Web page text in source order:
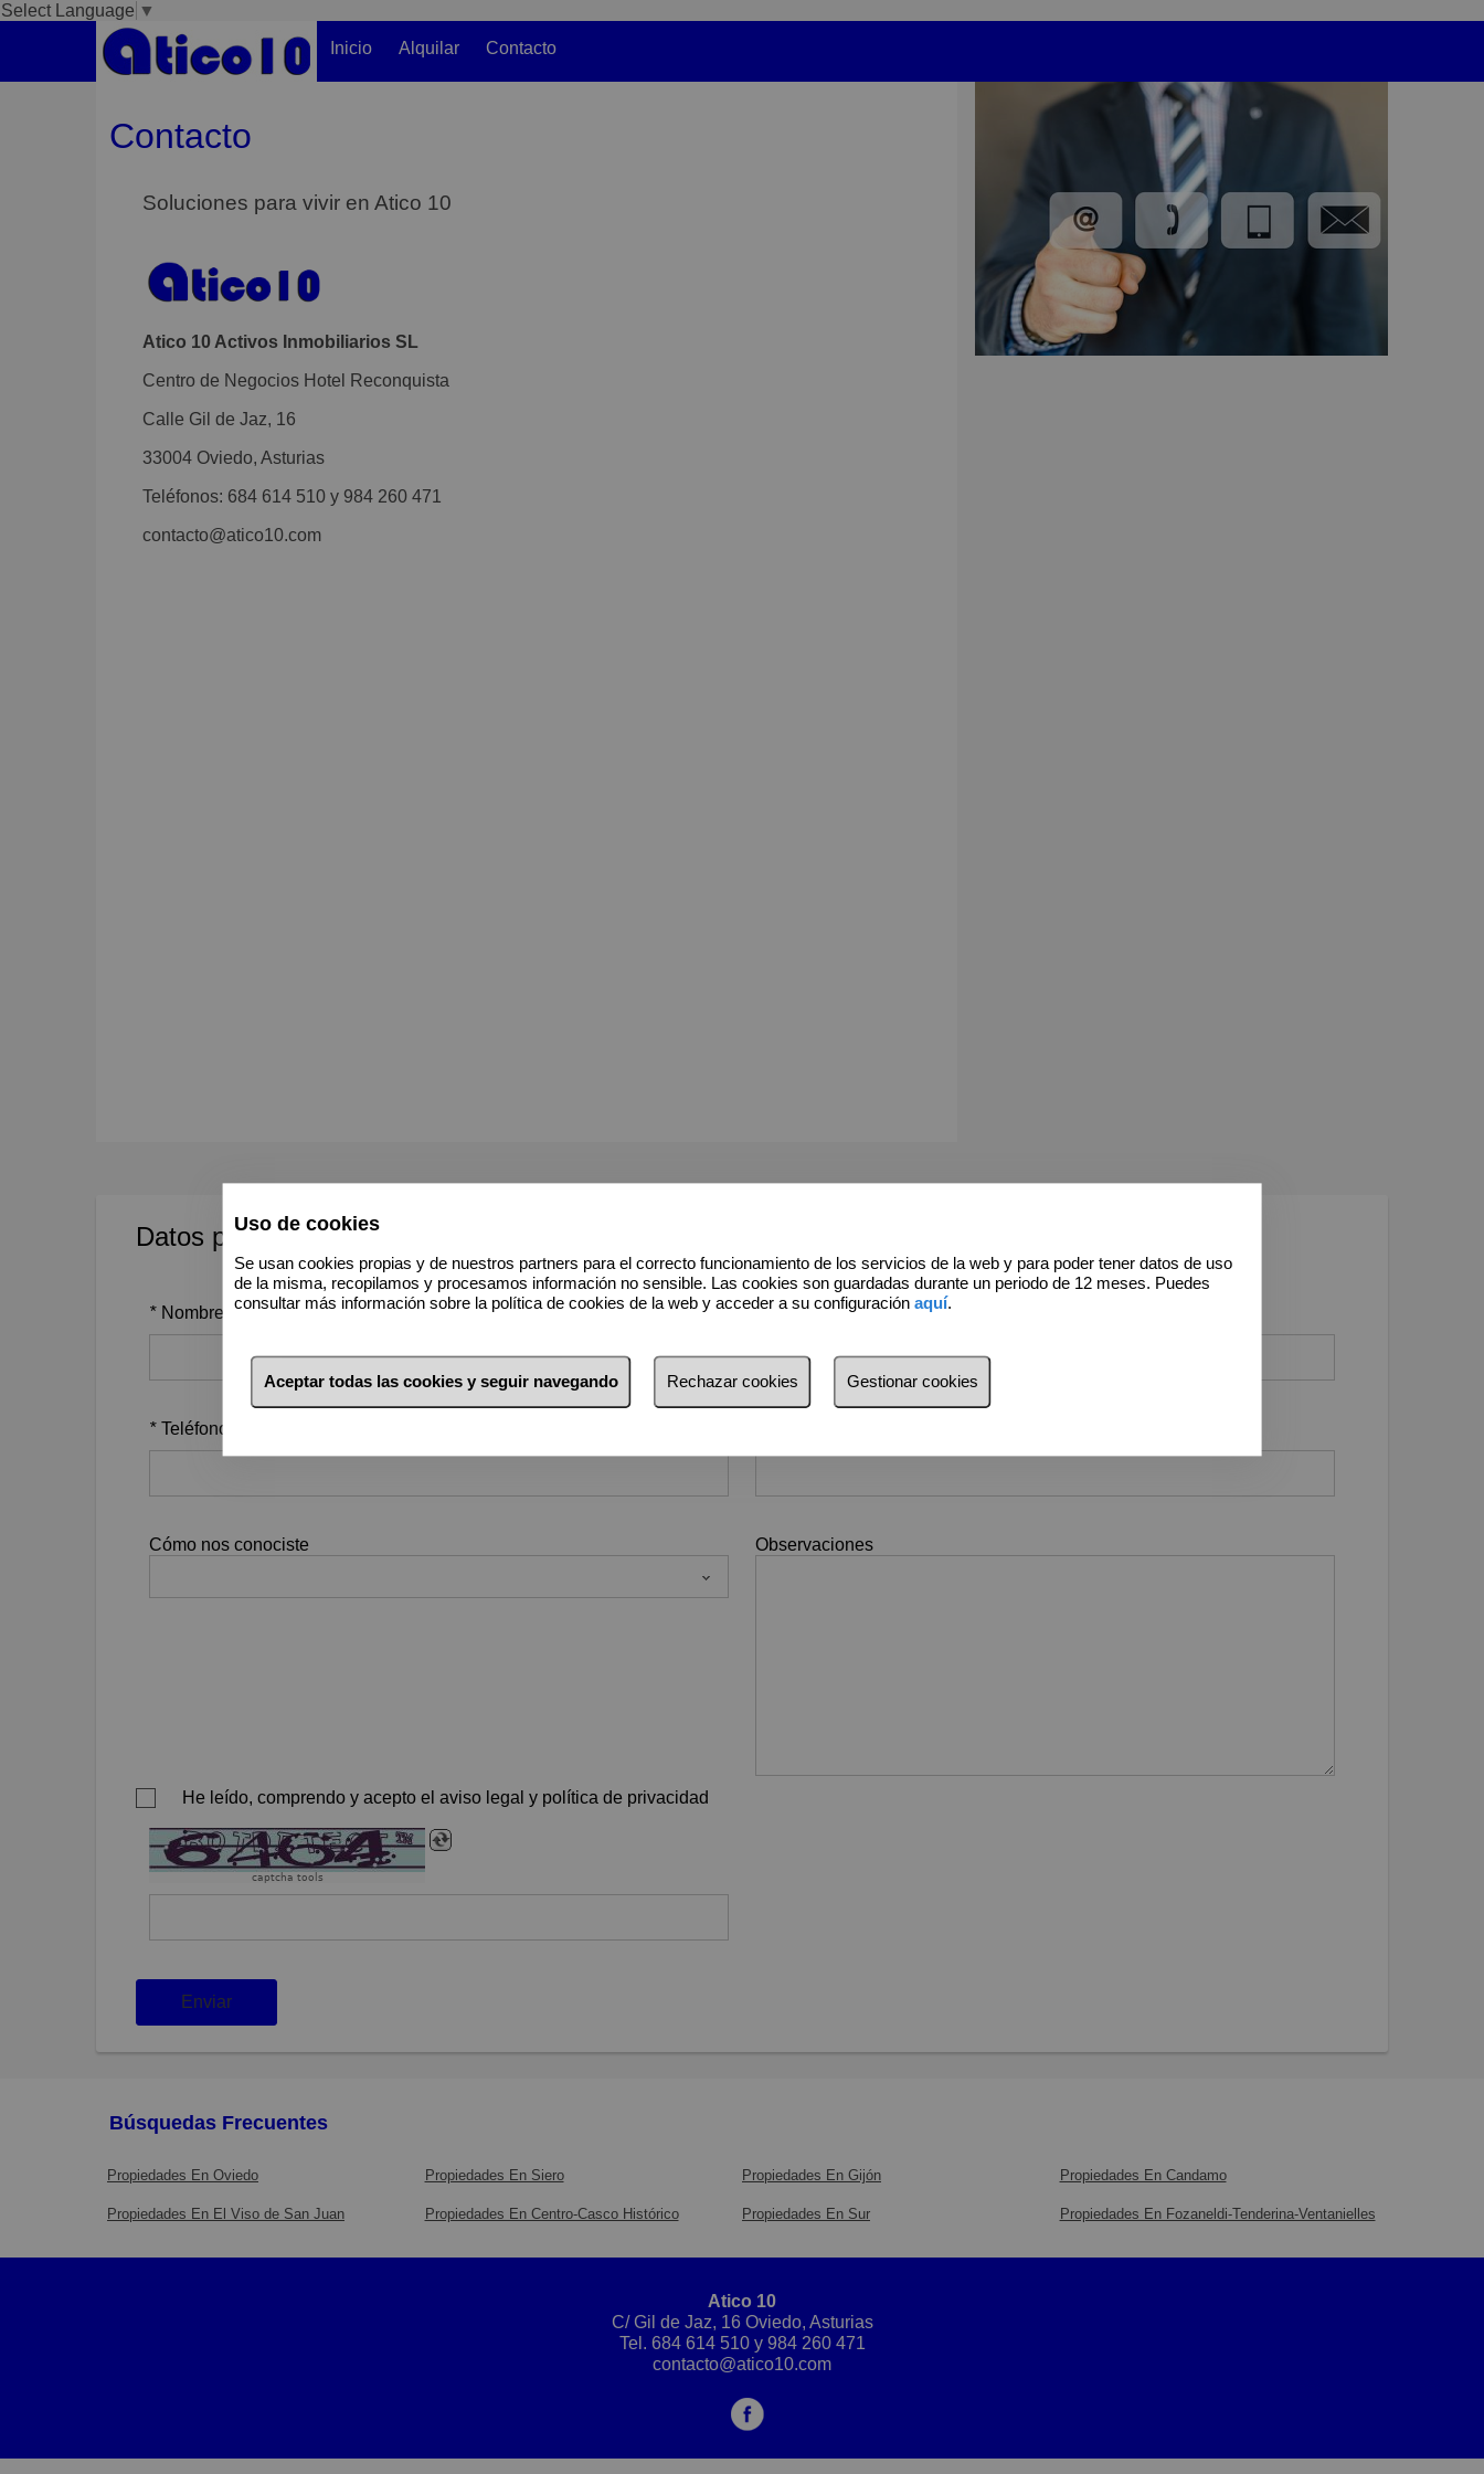
Select Language ▼
Inicio
Alquilar Contacto
Contacto
Soluciones para vivir en Atico 10
Atico 10 Activos Inmobiliarios SL
Centro de Negocios Hotel Reconquista
Calle Gil de Jaz, 16
33004 Oviedo, Asturias
Teléfonos: 684 614 510 y 984 260 471
contacto@atico10.com
Datos personales
* Nombre * Apellidos
* Teléfono
Cómo nos conociste Observaciones
He leído, comprendo y acepto el aviso legal y política de privacidad
captcha tools
Enviar
Búsquedas Frecuentes
Propiedades En Oviedo Propiedades En Siero Propiedades En Gijón Propiedades En Candamo
Propiedades En El Viso de San Juan Propiedades En Centro-Casco Histórico Propiedades En Sur Propiedades En Fozaneldi-Tenderina-Ventanielles
Atico 10
C/ Gil de Jaz, 16 Oviedo, Asturias
Tel. 684 614 510y 984 260 471
contacto@atico10.com
Uso de cookies
Se usan cookies propias y de nuestros partners para el correcto funcionamiento de los servicios de la web y para poder tener datos de uso
de la misma, recopilamos y procesamos información no sensible. Las cookies son guardadas durante un periodo de 12 meses. Puedes
consultar más información sobre la política de cookies de la web y acceder a su configuración aquí.
Aceptar todas las cookies y seguir navegando Rechazar cookies Gestionar cookies